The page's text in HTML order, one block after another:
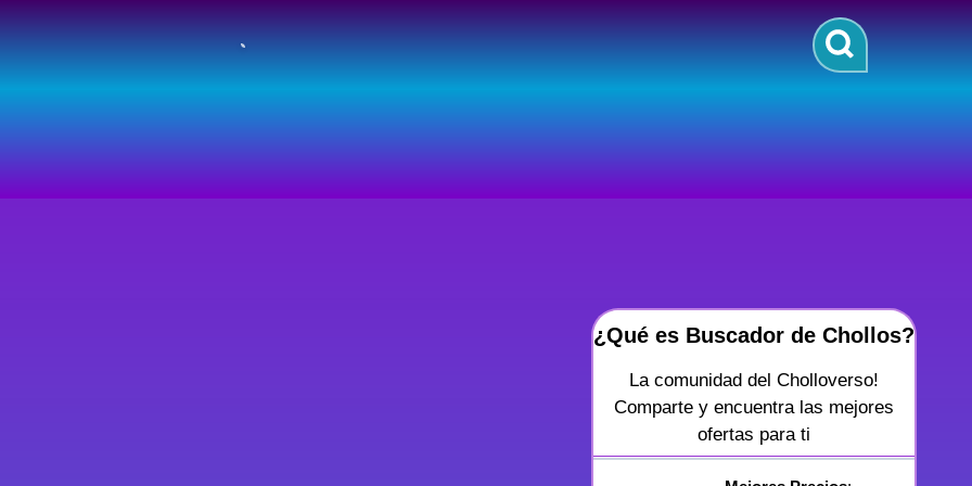
¿Qué es Buscador de Chollos?
La comunidad del Cholloverso!
Comparte y encuentra las mejores
ofertas para ti